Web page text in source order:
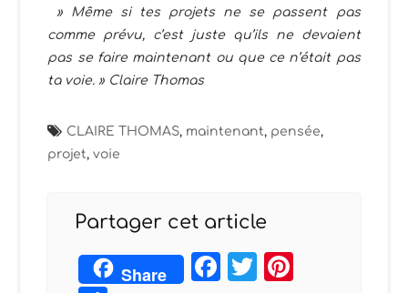
» Même si tes projets ne se passent pas
comme prévu, c’est juste qu’ils ne devaient
pas se faire maintenant ou que ce n’était pas
ta voie. » Claire Thomas
CLAIRE THOMAS, maintenant, pensée,
projet,voie
Partager cet article
Share Facebook
Twitter